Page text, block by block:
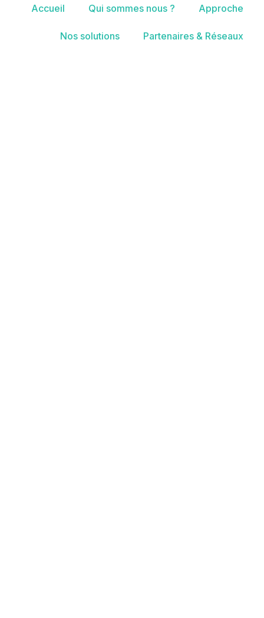
Accueil Qui sommes nous ? Approche
Nos solutions Partenaires & Réseaux